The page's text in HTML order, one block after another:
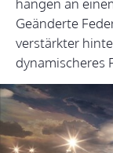
hängen an
Geänderte
verstärkter
dynamischeres